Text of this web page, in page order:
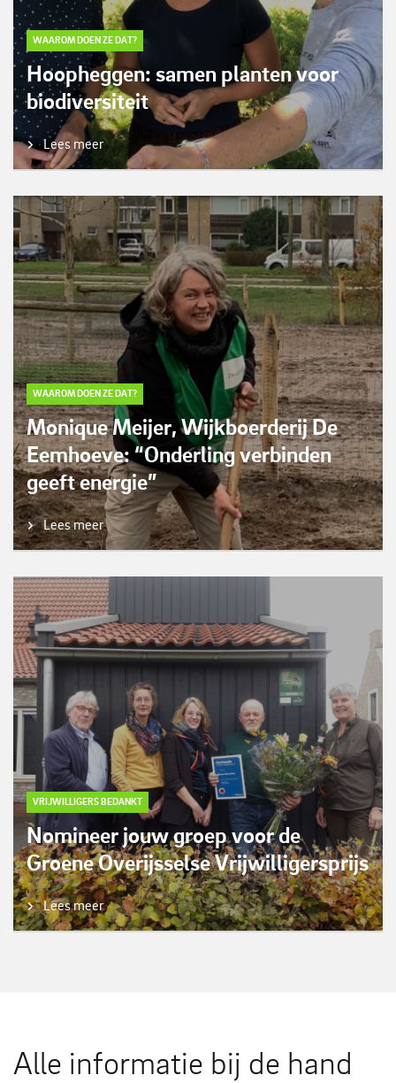
WAAROM DOEN ZE DAT?
Hoopheggen: samen planten voor
biodiversiteit
Lees meer
WAAROM DOEN ZE DAT?
Monique Meijer, Wijkboerderij De
Eemhoeve: “Onderling verbinden
geeft energie”
Lees meer
VRIJWILLIGERS BEDANKT
Nomineer jouw groep voor de
Groene Overijsselse Vrijwilligersprijs
Lees meer
Alle informatie bij de hand